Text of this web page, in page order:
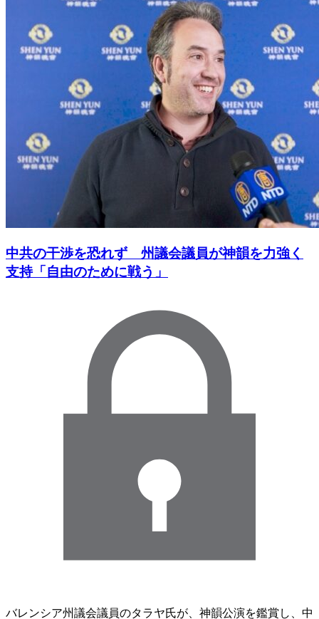
中共の干渉を恐れず 州議会議員が神韻を力強く
支持「自由のために戦う」
バレンシア州議会議員のタラヤ氏が、神韻公演を鑑賞し、中